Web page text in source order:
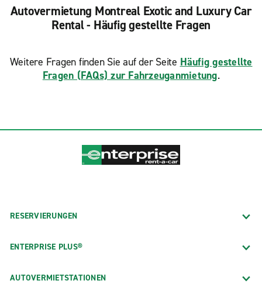
Autovermietung Montreal Exotic and Luxury Car
Rental - Häufig gestellte Fragen
Weitere Fragen finden Sie auf der Seite Häufig gestellte
Fragen (FAQs) zur Fahrzeuganmietung.
RESERVIERUNGEN
ENTERPRISE PLUS®
AUTOVERMIETSTATIONEN